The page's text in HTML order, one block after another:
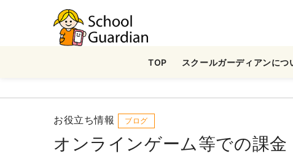
ナ
ビ
ョ
ン
ス
TOP スクールガーディアンにつ
お役立ち情報 ブログ
オンラインゲーム等での課